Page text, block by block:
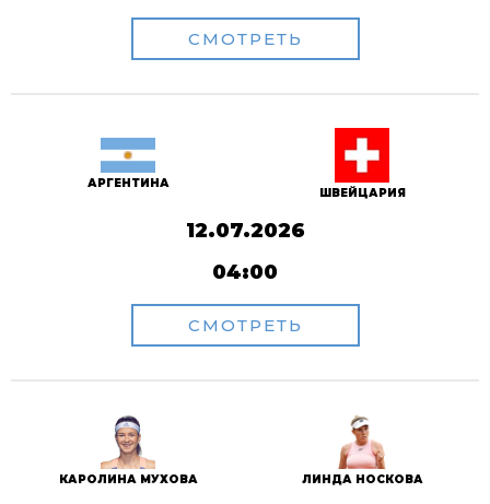
СМОТРЕТЬ
АРГЕНТИНА
ШВЕЙЦАРИЯ
12.07.2026
04:00
СМОТРЕТЬ
КАРОЛИНА МУХОВА ЛИНДА НОСКОВА